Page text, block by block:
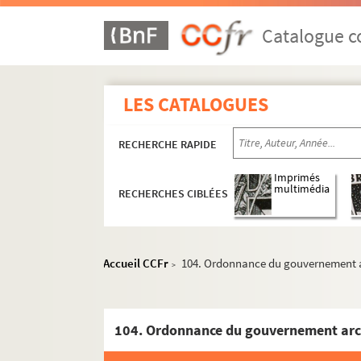
Catalogue
LES CATALOGUES
RECHERCHE RAPIDE
RECHERCHES CIBLÉES
Imprimés
multimédia
Accueil CCFr > 104. Ordonnance du
10. ;
10 v°. ;
11. ;
11 v°. ;
12. ;
13. ;
14 v°. ;
23. « Remonstrance de ce que les officiers
31. « Advertissement et diverses